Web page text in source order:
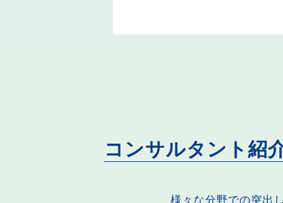
コンサルタント紹
様々な分野での突出